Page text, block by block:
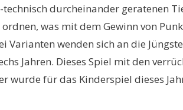
durcheinander geratenen
was mit dem Gewinn von
Varianten wenden sich an die
Jahren. Dieses Spiel mit den
wurde für das Kinderspiel dieses